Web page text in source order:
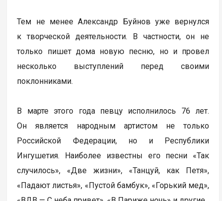
Тем не менее Александр Буйнов уже вернулся
к творческой деятельности. В частности, он не
только пишет дома новую песню, но и провел
несколько выступлений перед своими
поклонниками.
В марте этого года певцу исполнилось 76 лет.
Он является народным артистом не только
Российской Федерации, но и Республики
Ингушетия. Наиболее известны его песни «Так
случилось», «Две жизни», «Танцуй, как Петя»,
«Падают листья», «Пустой бамбук», «Горький мед»,